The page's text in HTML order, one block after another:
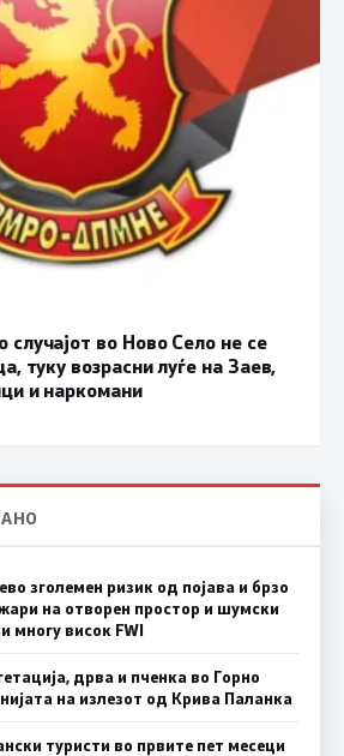
во Ново Село не се
туку возрасни луѓе на Заев,
и наркомани
зголемен ризик од појава и брзо
на отворен простор и шумски
многу висок FWI
дрва и пченка во Горно
на излезот од Крива Паланка
туристи во првите пет месеци